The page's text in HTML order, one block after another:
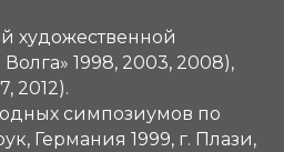
художественной
1998, 2003, 2008),
2012).
симпозиумов по
Германия 1999, г. Плази,